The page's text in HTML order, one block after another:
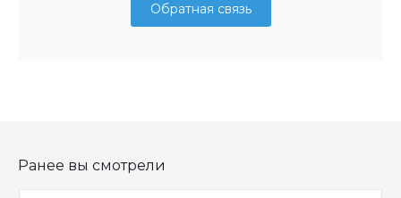
Обратная связь
Ранее вы смотрели